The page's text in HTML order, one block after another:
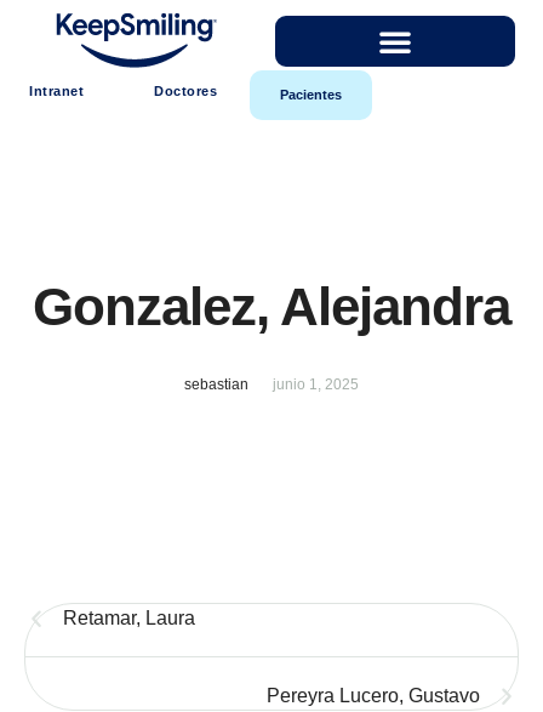
Intranet Doctores Pacientes
Gonzalez, Alejandra
sebastian junio 1, 2025
Retamar, Laura
Pereyra Lucero, Gustavo